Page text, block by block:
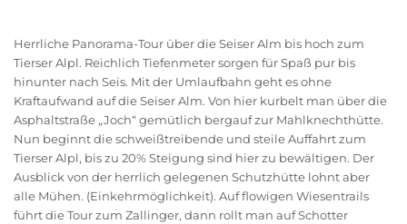
Herrliche Panorama-Tour über die Seiser Alm bis hoch zum
Tierser Alpl. Reichlich Tiefenmeter sorgen für Spaß pur bis
hinunter nach Seis. Mit der Umlaufbahn geht es ohne
Kraftaufwand auf die Seiser Alm. Von hier kurbelt man über die
Asphaltstraße „Joch“ gemütlich bergauf zur Mahlknechthütte.
Nun beginnt die schweißtreibende und steile Auffahrt zum
Tierser Alpl, bis zu 20% Steigung sind hier zu bewältigen. Der
Ausblick von der herrlich gelegenen Schutzhütte lohnt aber
alle Mühen. (Einkehrmöglichkeit). Auf flowigen Wiesentrails
führt die Tour zum Zallinger, dann rollt man auf Schotter